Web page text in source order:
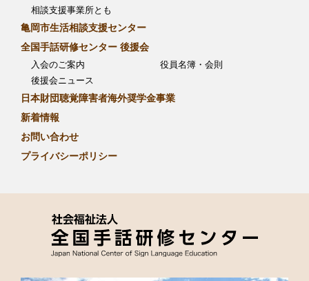
相談支援事業所とも
亀岡市生活相談支援センター
全国手話研修センター 後援会
入会のご案内
役員名簿・会則
後援会ニュース
日本財団聴覚障害者海外奨学金事業
新着情報
お問い合わせ
プライバシーポリシー